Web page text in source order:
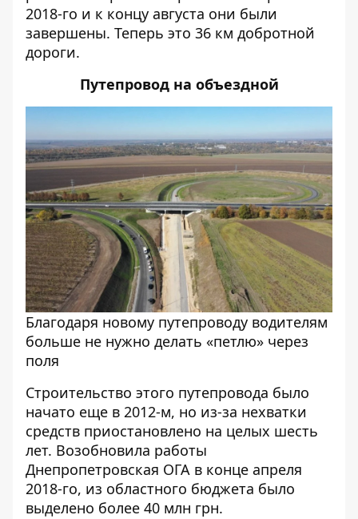
2018-го и к концу августа они были
завершены. Теперь это 36 км добротной
дороги.
Путепровод на объездной
Благодаря новому путепроводу водителям
больше не нужно делать «петлю» через
поля
Строительство этого путепровода было
начато еще в 2012-м, но из-за нехватки
средств приостановлено на целых шесть
лет. Возобновила работы
Днепропетровская ОГА в конце апреля
2018-го, из областного бюджета было
выделено более 40 млн грн.